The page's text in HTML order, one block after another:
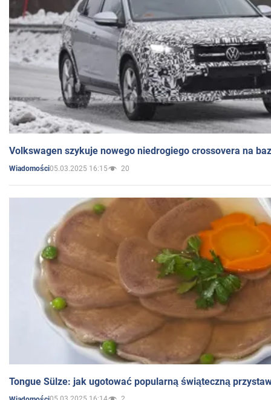
Volkswagen szykuje nowego niedrogiego crossovera na
Wiadomości05.03.2025 16:15 20
Tongue Sülze: jak ugotować popularną świąteczną